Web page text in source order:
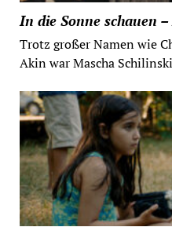
In die Sonne schauen
Trotz großer Namen wie
Akin war Mascha